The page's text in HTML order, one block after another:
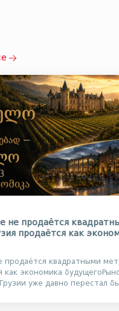
не продаётся
продаётся как
продаётся квадратными
как экономика
уже давно перестал